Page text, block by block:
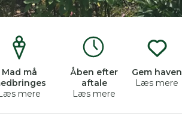
Mad må
mere
Åben efter
aftale
Læs mere
Gem haven
Læs mere